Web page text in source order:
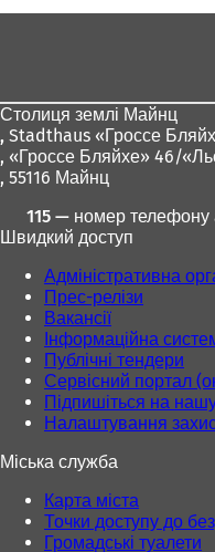
Столиця землі Майнц
, Stadthaus «Гроссе
, «Гроссе Бляйхе» 46/
, 55116 Майнц
115 — номер телефону
Швидкий доступ
Адміністративна
Прес-релізи
Вакансії
Інформаційна
Публічні тендери
Сервісний портал
Підпишіться на
Налаштування
Міська служба
Карта міста
Точки доступу до
Громадські туалети